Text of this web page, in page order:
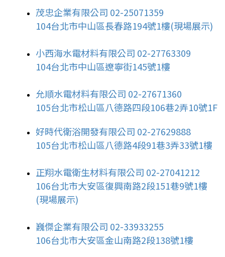
茂忠企業有限公司 02-25071359
104台北市中山區長春路194號1樓(現場展示)
小西海水電材料有限公司 02-27763309
104台北市中山區遼寧街145號1樓
允順水電材料有限公司 02-27671360
105台北市松山區八德路四段106巷2弄10號1F
好時代衛浴開發有限公司 02-27629888
105台北市松山區八德路4段91巷3弄33號1樓
正翔水電衛生材料有限公司 02-27041212
106台北市大安區復興南路2段151巷9號1樓
(現場展示)
巍傑企業有限公司 02-33933255
106台北市大安區金山南路2段138號1樓